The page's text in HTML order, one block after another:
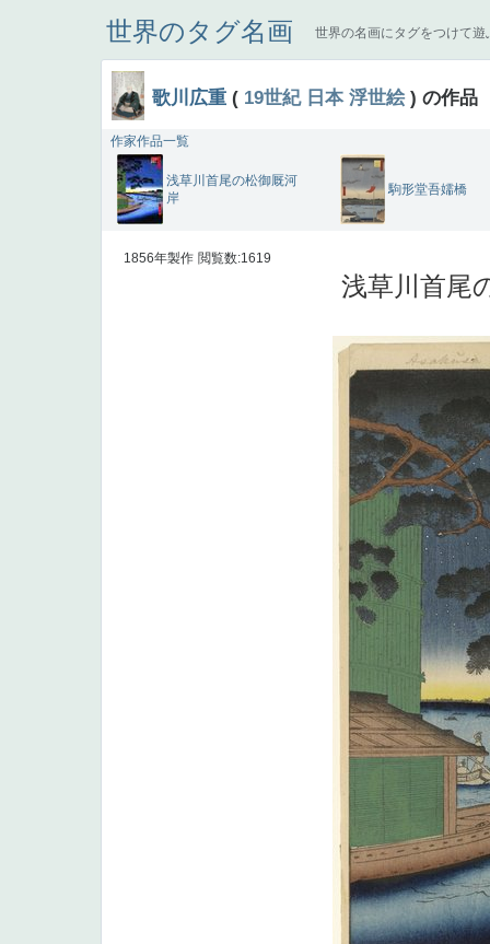
世界のタグ名画 世界の名画にタグをつけて遊
歌川広重 ( 19世紀 日本 浮世絵) の作品
作家作品一覧
浅草川首尾の松御厩河
岸
駒形堂吾嬬橋
1856年製作 閲覧数:1619
浅草川首尾